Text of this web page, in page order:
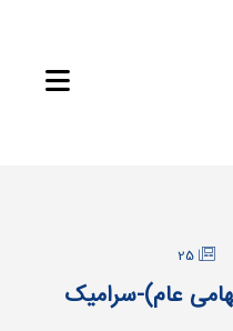
25
عام)-سرامیک